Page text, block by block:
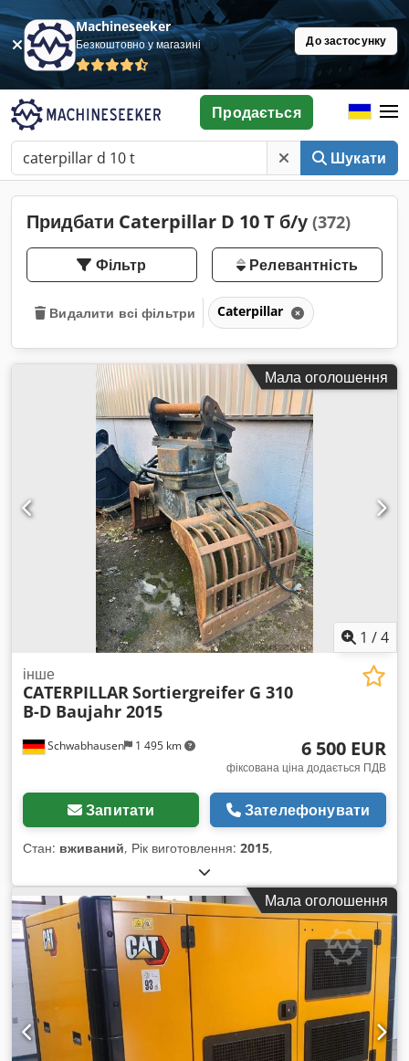
Machineseeker
Безкоштовно у магазині До застосунку
Шукати
Продається
Придбати Caterpillar D 10 T б/у (372)
Фільтр Релевантність
Видалити всі фільтри Caterpillar
Мала оголошення
1 /4
Schwabhausen 1 495 km
інше
CATERPILLARSortiergreifer G 310
B-D Baujahr 2015
6 500 EUR
фіксована ціна додається ПДВ
Запитати Зателефонувати
Стан: вживаний, Рік виготовлення: 2015,
Мала оголошення